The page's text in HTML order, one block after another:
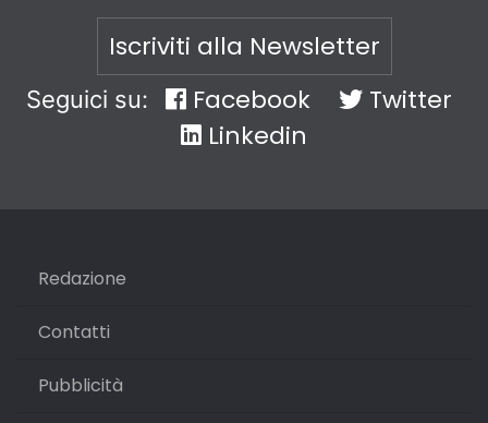
Iscriviti alla Newsletter
Seguici su: Facebook
Twitter
Linkedin
Redazione
Contatti
Pubblicità